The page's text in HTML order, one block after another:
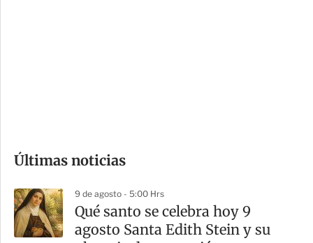
m
a
r
Últimas noticias
9 de agosto - 5:00 Hrs
Qué santo se celebra hoy 9
agosto Santa Edith Stein y su